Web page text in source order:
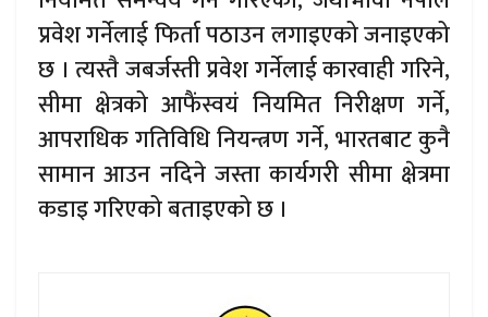
प्रवेश गर्नेलाई फिर्ता पठाउन लगाइएको जनाइएको
छ । त्यस्तै जबर्जस्ती प्रवेश गर्नेलाई कारवाही गरिने,
सीमा क्षेत्रको आफैंस्वयं नियमित निरीक्षण गर्ने,
आपराधिक गतिविधि नियन्त्रण गर्ने, भारतबाट कुनै
सामान आउन नदिने जस्ता कार्यगरी सीमा क्षेत्रमा
कडाइ गरिएको बताइएको छ ।